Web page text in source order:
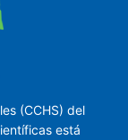
(CCHS) del
está